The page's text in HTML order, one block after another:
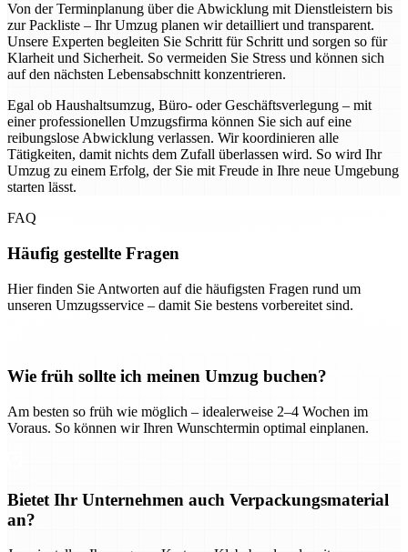
Von der Terminplanung über die Abwicklung mit Dienstleistern bis
zur Packliste – Ihr Umzug planen wir detailliert und transparent.
Unsere Experten begleiten Sie Schritt für Schritt und sorgen so für
Klarheit und Sicherheit. So vermeiden Sie Stress und können sich
auf den nächsten Lebensabschnitt konzentrieren.
Egal ob Haushaltsumzug, Büro- oder Geschäftsverlegung – mit
einer professionellen Umzugsfirma können Sie sich auf eine
reibungslose Abwicklung verlassen. Wir koordinieren alle
Tätigkeiten, damit nichts dem Zufall überlassen wird. So wird Ihr
Umzug zu einem Erfolg, der Sie mit Freude in Ihre neue Umgebung
starten lässt.
FAQ
Häufig gestellte Fragen
Hier finden Sie Antworten auf die häufigsten Fragen rund um
unseren Umzugsservice – damit Sie bestens vorbereitet sind.
Wie früh sollte ich meinen Umzug buchen?
Am besten so früh wie möglich – idealerweise 2–4 Wochen im
Voraus. So können wir Ihren Wunschtermin optimal einplanen.
Bietet Ihr Unternehmen auch Verpackungsmaterial
an?